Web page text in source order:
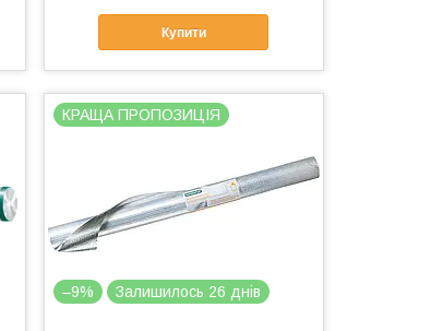
Купити
КРАЩА ПРОПОЗИЦІЯ
–9% Залишилось 26 днів